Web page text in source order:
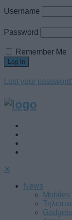
Username
Password
Remember Me
Lost your
✕
News
Mobiles
Gadgets